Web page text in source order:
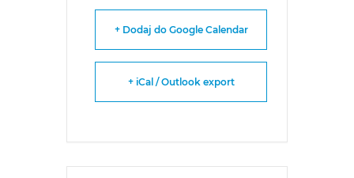
+ Dodaj do Google Calendar
+ iCal / Outlook export